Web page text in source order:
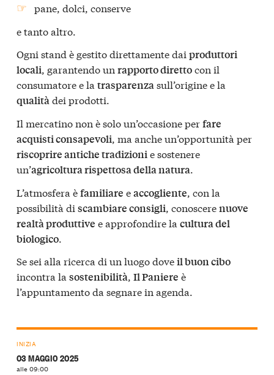
pane, dolci, conserve
e tanto altro.
Ogni stand è gestito direttamente dai produttori
locali, garantendo un rapporto direttocon il
consumatore e la trasparenzasull’origine e la
qualitàdei prodotti.
Il mercatino non è solo un’occasione perfare
acquisti consapevoli, ma anche un’opportunità per
riscoprire antiche tradizionie sostenere
un’agricoltura rispettosa della natura.
L’atmosfera èfamiliare eaccogliente , con la
possibilità di scambiare consigli , conoscerenuove
realtà produttive e approfondire la cultura del
biologico
Se sei alla ricerca di un luogo doveil buon cibo
incontra la sostenibilità, Il Paniere è
l’appuntamento da segnare in agenda.
INIZIA
03 MAGGIO 2025
alle 09:00